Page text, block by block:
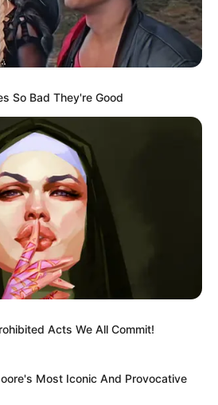
So Bad They're Good
Acts We All Commit!
Most Iconic And Provocative